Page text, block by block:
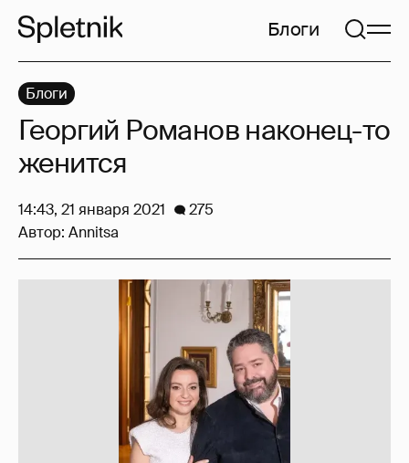
Блоги
Блоги
Георгий Романов наконец-то
женится
14:43, 21 января 2021
275
Автор: Annitsa